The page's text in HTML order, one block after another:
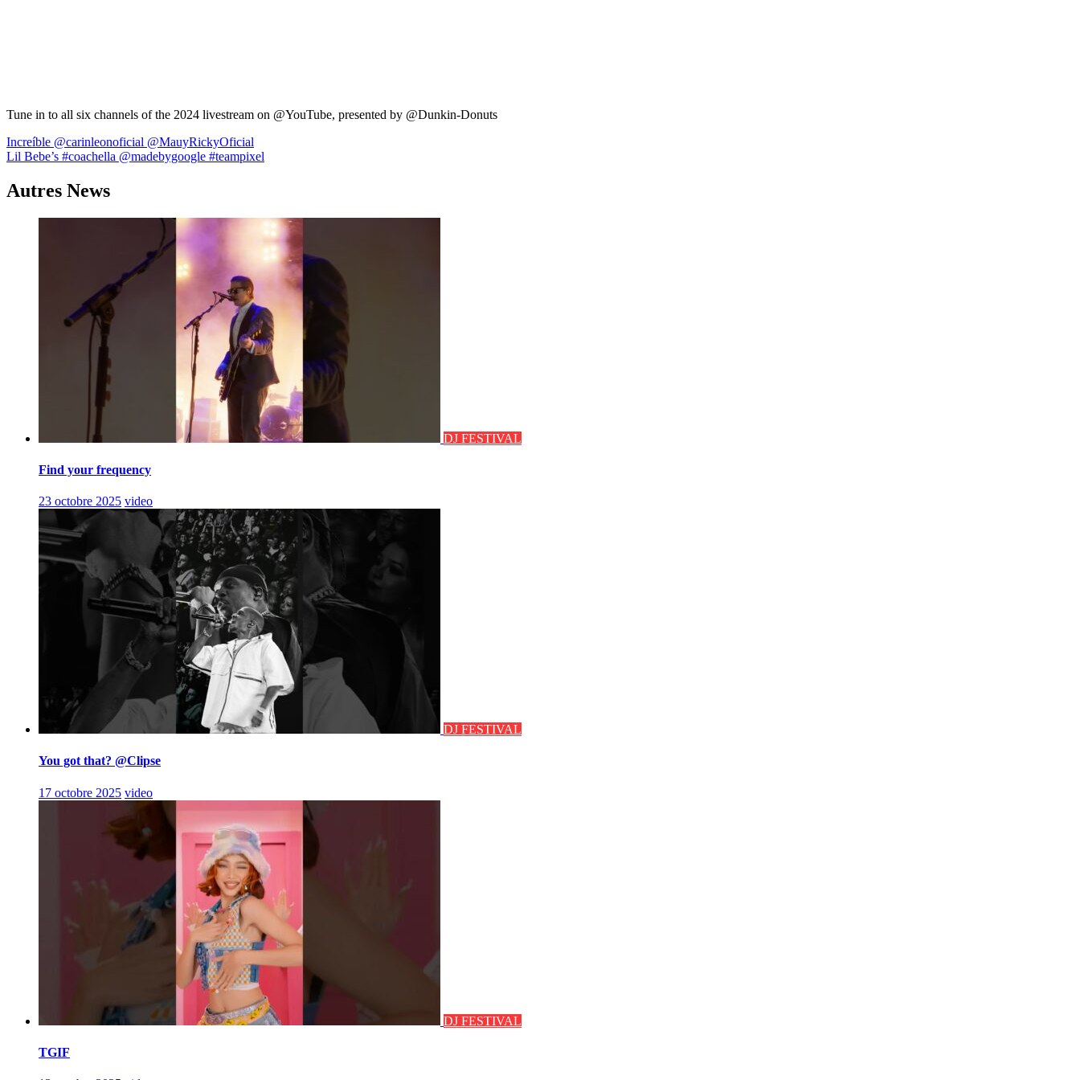
Tune in to all six channels of the 2024 livestream on @YouTube, presented by @Dunkin-Donuts
Navigation
de
l’article
Increíble @carinleonoficial @MauyRickyOficial
Lil Bebe’s #coachella @madebygoogle #teampixel
Autres News
DJ FESTIVAL
Find your frequency
23 octobre 2025 video
DJ FESTIVAL
You got that? @Clipse
17 octobre 2025 video
DJ FESTIVAL
TGIF